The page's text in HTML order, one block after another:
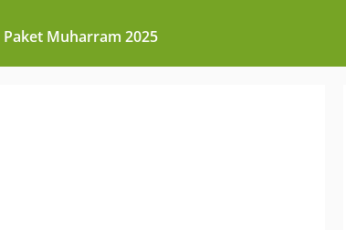
Paket Muharram 2025